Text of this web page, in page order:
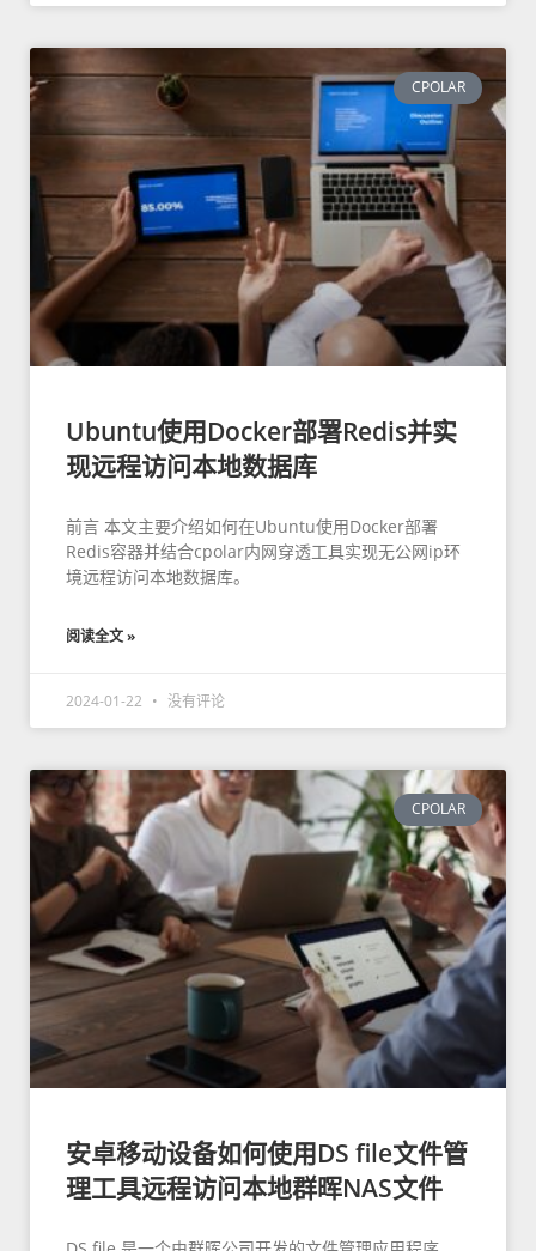
CPOLAR
Ubuntu使用Docker部署Redis并实
现远程访问本地数据库
前言 本文主要介绍如何在Ubuntu使用Docker部署
Redis容器并结合cpolar内网穿透工具实现无公网ip环
境远程访问本地数据库。
阅读全文 »
2024-01-22 没有评论
CPOLAR
安卓移动设备如何使用DS file文件管
理工具远程访问本地群晖NAS文件